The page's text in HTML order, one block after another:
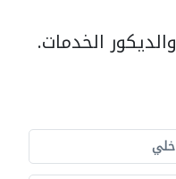
الخدمات.